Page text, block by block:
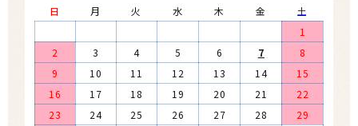
日
月 火 水 木 金
土
1
2
3 4 5 6 7
8
9
10 11 12 13 14
15
16
17 18 19 20 21
22
23
24 25 26 27 28
29